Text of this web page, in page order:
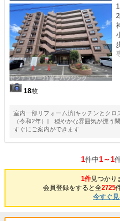
18枚
室内一部リフォーム済[キッチンとクロ
（令和2年）] 穏やかな雰囲気が漂う
すぐにご案内ができます
1件中1～1
1件見つかり
会員登録をすると全2725
今すぐ見